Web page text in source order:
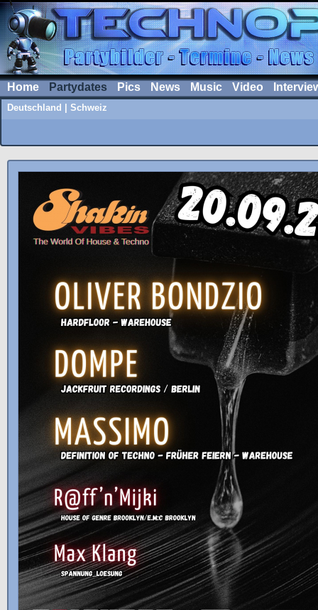
Home Partydates Pics News Music Video
Deutschland Schweiz